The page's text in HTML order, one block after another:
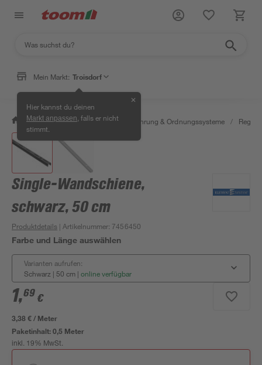
Mein Markt: Troisdorf
Hier kannst du deinen
Markt anpassen , falls er nicht
stimmt.
✕
/ Wohnen & Haushalt / Aufbewahrung & Ordnungssysteme / Regale
Single-Wandschiene,
schwarz, 50 cm
Produktdetails | Artikelnummer: 7456450
Farbe und Länge auswählen
Varianten aufrufen:
Schwarz | 50 cm | online verfügbar
1,69 €
3,38 € / Meter
Paketinhalt:0,5 Meter
inkl. 19% MwSt.